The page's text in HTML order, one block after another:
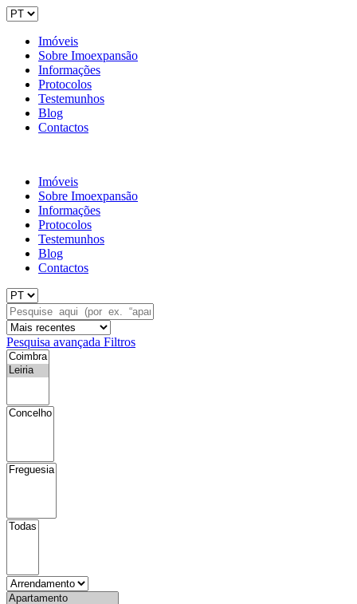
Imóveis
Sobre Imoexpansão
Informações
Protocolos
Testemunhos
Blog
Contactos
Imóveis
Sobre Imoexpansão
Informações
Protocolos
Testemunhos
Blog
Contactos
Pesquisa avançada Filtros